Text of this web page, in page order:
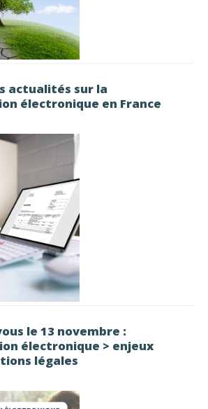
actualités sur la
électronique en France
le 13 novembre :
électronique > enjeux
légales